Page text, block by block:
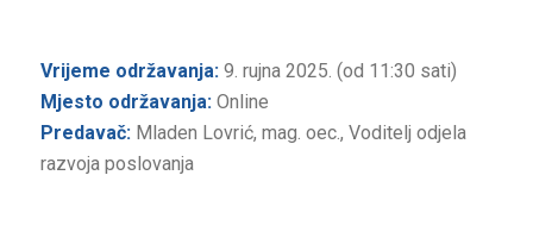
Vrijeme održavanja:9. rujna 2025. (od 11:30 sati)
Mjesto održavanja:Online
Predavač:Mladen Lovrić, mag. oec., Voditelj odjela
razvoja poslovanja